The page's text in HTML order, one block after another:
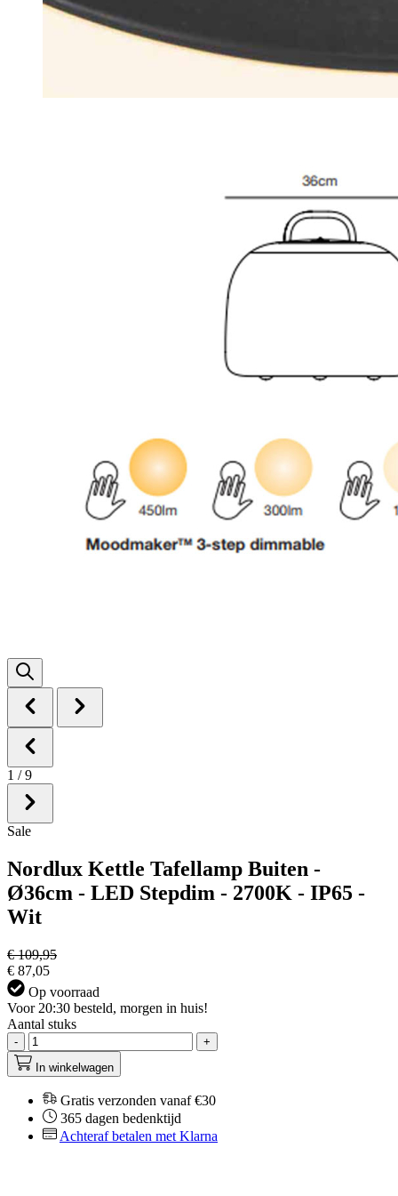
1 / 9
Sale
Nordlux Kettle Tafellamp Buiten -
Ø36cm - LED Stepdim - 2700K - IP65 -
Wit
€ 109,95
€ 87,05
Op voorraad
Voor 20:30 besteld, morgen in huis!
Aantal stuks
-
+
In winkelwagen
Gratis verzonden vanaf €30
365 dagen bedenktijd
Achteraf betalen met Klarna